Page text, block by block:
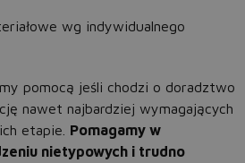
wg indywidualnego
pomocą jeśli chodzi o doradztwo
nawet najbardziej wymagających
etapie. Pomagamy w
nietypowych i trudno